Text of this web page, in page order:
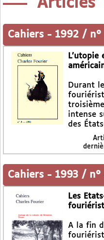
Cahiers - 1992 / n°
Durant
intense
des
Cahiers - 1993 / n°
Les
A la fin